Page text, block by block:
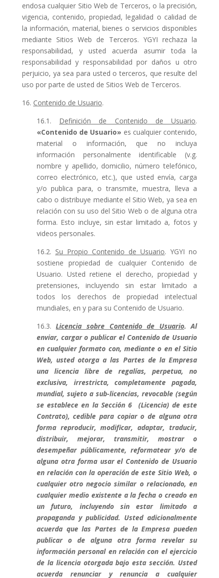
endosa cualquier Sitio Web de Terceros, o la precisión,
vigencia, contenido, propiedad, legalidad o calidad de
la información, material, bienes o servicios disponibles
mediante Sitios Web de Terceros. YGYI rechaza la
responsabilidad, y usted acuerda asumir toda la
responsabilidad y responsabilidad por daños u otro
perjuicio, ya sea para usted o terceros, que resulte del
uso por parte de usted de Sitios Web de Terceros.
16. Contenido de Usuario.
16.1. Definición de Contenido de Usuario.
«Contenido de Usuario» es cualquier contenido,
material o información, que no incluya
información personalmente identificable (v.g.
nombre y apellido, domicilio, número telefónico,
correo electrónico, etc.), que usted envía, carga
y/o publica para, o transmite, muestra, lleva a
cabo o distribuye mediante el Sitio Web, ya sea en
relación con su uso del Sitio Web o de alguna otra
forma. Esto incluye, sin estar limitado a, fotos y
videos personales.
16.2. Su Propio Contenido de Usuario. YGYI no
sostiene propiedad de cualquier Contenido de
Usuario. Usted retiene el derecho, propiedad y
pretensiones, incluyendo sin estar limitado a
todos los derechos de propiedad intelectual
mundiales, en y para su Contenido de Usuario.
16.3.Licencia sobre Contenido de Usuario. Al
enviar, cargar o publicar el Contenido de Usuario
en cualquier formato con, mediante o en el Sitio
Web, usted otorga a las Partes de la Empresa
una licencia libre de regalías, perpetua, no
exclusiva, irrestricta, completamente pagada,
mundial, sujeto a sub-licencias, revocable (según
se establece en la Sección 6 (Licencia) de este
Contrato), cedible para copiar o de alguna otra
forma reproducir, modificar, adaptar, traducir,
distribuir, mejorar, transmitir, mostrar o
desempeñar públicamente, reformatear y/o de
alguna otra forma usar el Contenido de Usuario
en relación con la operación de este Sitio Web, o
cualquier otro negocio similar o relacionado, en
cualquier medio existente a la fecha o creado en
un futuro, incluyendo sin estar limitado a
propaganda y publicidad. Usted adicionalmente
acuerda que las Partes de la Empresa pueden
publicar o de alguna otra forma revelar su
información personal en relación con el ejercicio
de la licencia otorgada bajo esta sección. Usted
acuerda renunciar y renuncia a cualquier